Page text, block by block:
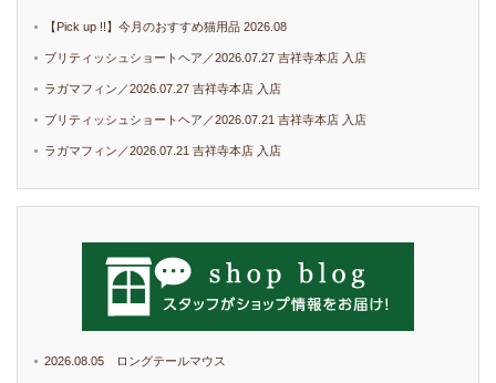
【Pick up !!】今月のおすすめ猫用品 2026.08
ブリティッシュショートヘア／2026.07.27 吉祥寺本店 入店
ラガマフィン／2026.07.27 吉祥寺本店 入店
ブリティッシュショートヘア／2026.07.21 吉祥寺本店 入店
ラガマフィン／2026.07.21 吉祥寺本店 入店
2026.08.05 ロングテールマウス